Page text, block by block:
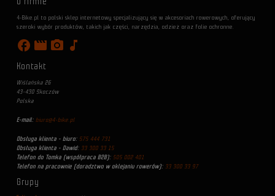
4-Bike.pl to polski sklep internetowy specjalizujący się w akcesoriach rowerowych, oferujący
szeroki wybór produktów, takich jak części, narzędzia, odzież oraz folie ochronne.
facebook movie photo_camera music_note
Kontakt
Wiślańska 26
43-430 Skoczów
Polska
E-mail: biuro@4-bike.pl
Obsługa klienta - biuro: 575 444 731
Obsługa klienta - Dawid: 33 300 33 15
Telefon do Tomka (współpraca B2B): 505 002 401
Telefon na pracownie (doradztwo w oklejaniu rowerów): 33 300 33 97
Grupy